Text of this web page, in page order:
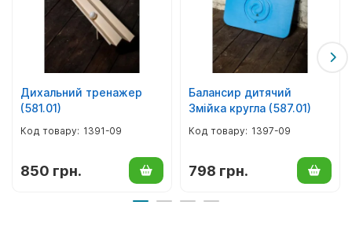
Дихальний тренажер
(581.01)
1391-09
850 грн.
Балансир дитячий
Змійка кругла (587.01)
1397-09
798 грн.